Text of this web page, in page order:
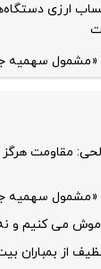
۱۲۴ حساب ارزی
«مشمول
مقاومت
«مشمول
می کنیم و
از بمباران بیت